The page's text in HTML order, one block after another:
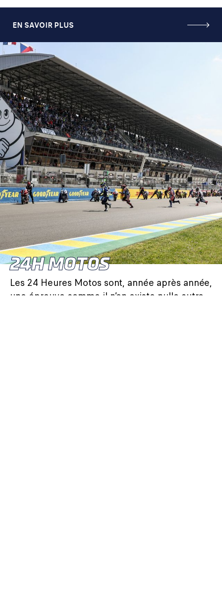
EN SAVOIR PLUS
24H MOTOS
Les 24 Heures Motos sont, année après année,
une épreuve comme il n’en existe nulle autre.